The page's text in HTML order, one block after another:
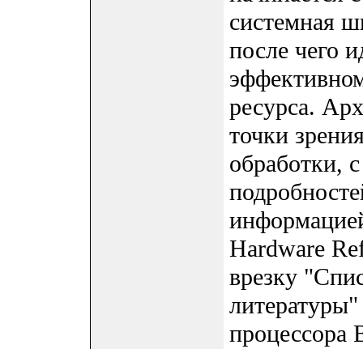
системная
после чего
ресурса.
точки
обработки,
Hardware
врезку